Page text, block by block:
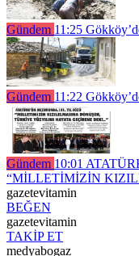
Gündem 11:25
Gündem 11:22
Gündem 10:01
“MİLLETİMİZİN
gazetevitamin
BEĞEN
gazetevitamin
TAKİP ET
medyabogaz